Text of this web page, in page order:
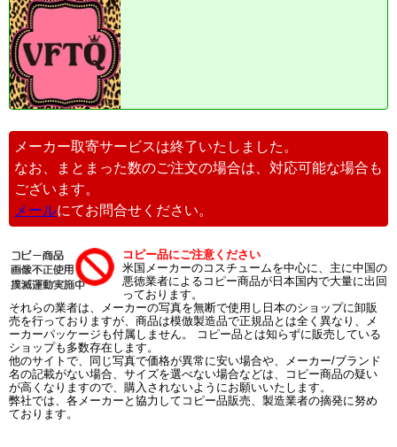
メーカー取寄サービスは終了いたしました。
なお、まとまった数のご注文の場合は、対応可能な場合も
ございます。
メールにてお問合せください。
コピー品にご注意ください
米国メーカーのコスチュームを中心に、主に中国の
悪徳業者によるコピー商品が日本国内で大量に出回
っております。
それらの業者は、メーカーの写真を無断で使用し日本のショップに卸販
売を行っておりますが、商品は模倣製造品で正規品とは全く異なり、メ
ーカーパッケージも付属しません。 コピー品とは知らずに販売している
ショップも多数存在します。
他のサイトで、同じ写真で価格が異常に安い場合や、メーカー/ブランド
名の記載がない場合、サイズを選べない場合などは、コピー商品の疑い
が高くなりますので、購入されないようにお願いいたします。
弊社では、各メーカーと協力してコピー品販売、製造業者の摘発に努め
ております。